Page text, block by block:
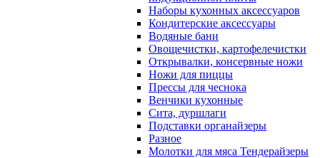
Наборы кухонных аксессуаров
Кондитерские аксессуары
Водяные бани
Овощечистки, картофелечистки
Открывалки, консервные ножи
Ножи для пиццы
Прессы для чеснока
Венчики кухонные
Сита, дуршлаги
Подставки органайзеры
Разное
Молотки для мяса Тендерайзеры